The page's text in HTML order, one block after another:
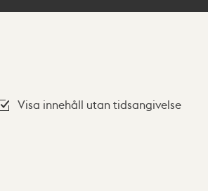
Visa innehåll utan tidsangivelse